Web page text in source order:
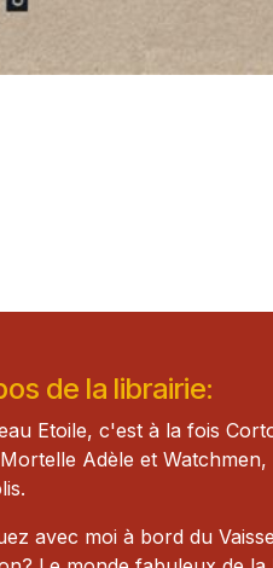
de la librairie:
Etoile, c'est à la fois
Adèle et Watch​men,
avec moi à bord du